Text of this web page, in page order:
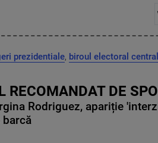
prezidentiale, biroul electoral central
RECOMANDAT DE
Rodriguez, apariție
barcă